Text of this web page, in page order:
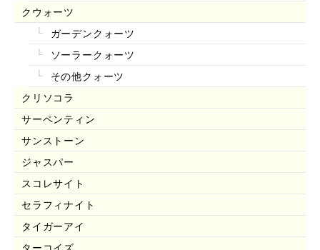
クウォーツ
ガーデンクォーツ
ソーラークォーツ
その他クォーツ
クリソコラ
サーペンティン
サンストーン
ジャスパー
スコレサイト
セラフィナイト
タイガーアイ
ターコイズ